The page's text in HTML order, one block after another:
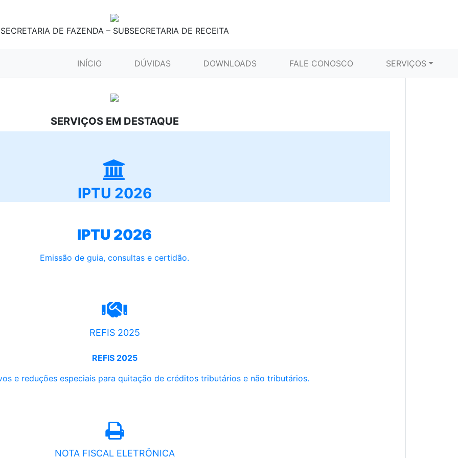
SECRETARIA DE FAZENDA – SUBSECRETARIA DE RECEITA
INÍCIO (CURRENT)DÚVIDAS DOWNLOADS FALE CONOSCO SERVIÇOS
SERVIÇOS EM DESTAQUE
IPTU 2026
IPTU 2026
Emissão de guia, consultas e certidão.
REFIS 2025
REFIS 2025
e reduções especiais para quitação de créditos tributários e não tributários.
NOTA FISCAL ELETRÔNICA